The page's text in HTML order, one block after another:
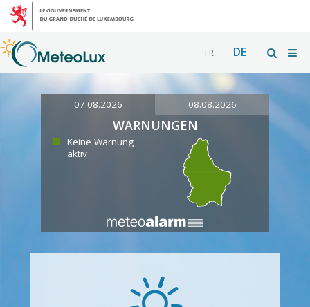
FR DE
07.08.2026 08.08.2026
WARNUNGEN
Keine Warnung
aktiv